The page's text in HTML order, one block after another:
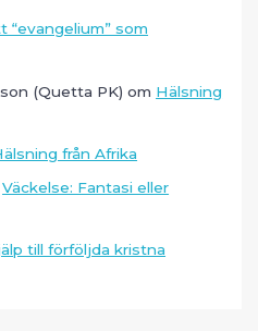
“evangelium” som
(Quetta PK) om Hälsning
från Afrika
Väckelse: Fantasi eller
till förföljda kristna